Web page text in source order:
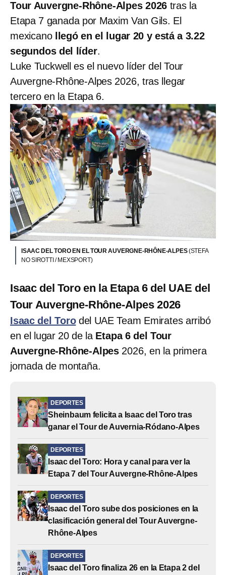
Tour Auvergne-Rhône-Alpes 2026 tras la
Etapa 7 ganada por Maxim Van Gils. El
mexicano
llegó en el lugar 20 y está a 3.22
segundos del líder.
Luke Tuckwell es el nuevo líder del Tour
Auvergne-Rhône-Alpes 2026, tras llegar
tercero en la Etapa 6.
ISAAC DEL TORO EN EL TOUR AUVERGNE-RHÔNE-ALPES(STEFA
NO SIROTTI / MEXSPORT)
Isaac del Toro en la Etapa 6 del UAE del
Tour Auvergne-Rhône-Alpes 2026
Isaac del Torodel UAE Team Emirates arribó
en el lugar 20 de la Etapa 6 del Tour
Auvergne-Rhône-Alpes 2026, en la primera
jornada de montaña.
DEPORTES
Sheinbaum felicita a Isaac del Toro tras
ganar el Tour de Auvernia-Ródano-Alpes
DEPORTES
Isaac del Toro: Hora y canal para ver la
Etapa 7 del Tour Auvergne-Rhône-Alpes
DEPORTES
Isaac del Toro sube dos posiciones en la
clasificación general del Tour Auvergne-
Rhône-Alpes
DEPORTES
Isaac del Toro finaliza 26 en la Etapa 2 del